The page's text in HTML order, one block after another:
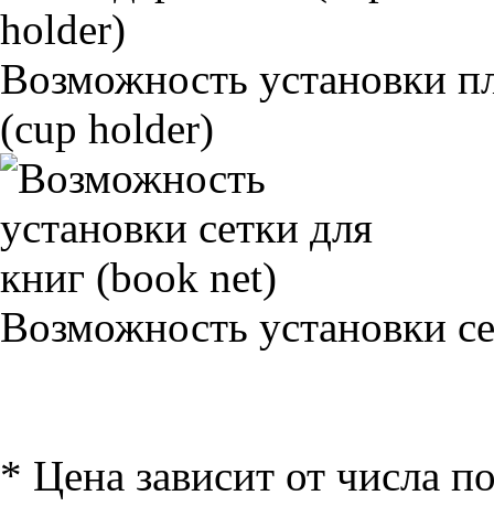
Возможность установки
(cup holder)
Возможность установки
* Цена зависит от числа